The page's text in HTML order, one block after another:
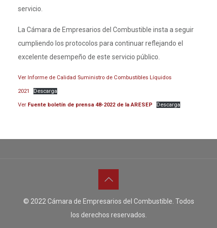
servicio.
La Cámara de Empresarios del Combustible insta a seguir
cumpliendo los protocolos para continuar reflejando el
excelente desempeño de este servicio público.
Ver Informe de Calidad Suministro de Combustibles Líquidos
2021 Descarga
Ver Fuente boletín de prensa 48-2022 de la ARESEP Descarga
© 2022 Cámara de Empresarios del Combustible. Todos
los derechos reservados.